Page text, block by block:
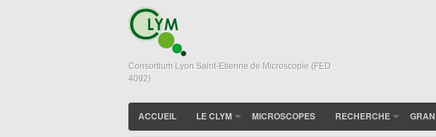
Consortium Lyon Saint-Etienne de Microscopie (FED
4092)
ACCUEIL LE CLYM MICROSCOPES RECHERCHE